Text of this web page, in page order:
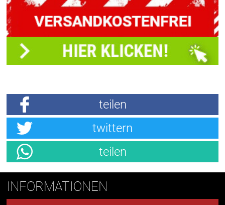
teilen
twittern
teilen
INFORMATIONEN